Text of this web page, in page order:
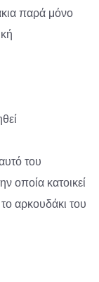
παρά μόνο
του
οποία κατοικεί
αρκουδάκι του